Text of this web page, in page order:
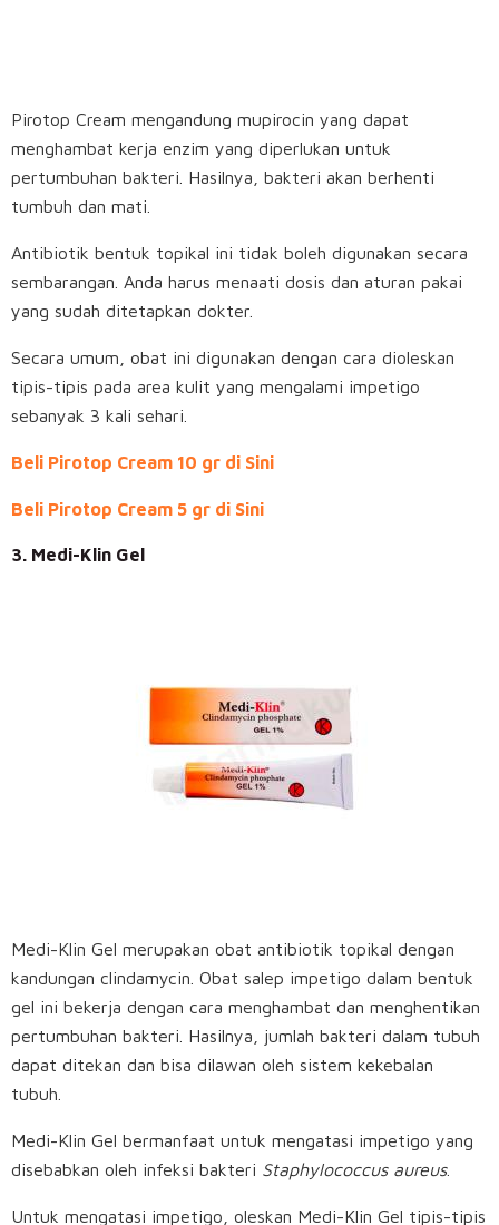
Pirotop Cream mengandung mupirocin yang dapat
menghambat kerja enzim yang diperlukan untuk
pertumbuhan bakteri. Hasilnya, bakteri akan berhenti
tumbuh dan mati.
Antibiotik bentuk topikal ini tidak boleh digunakan secara
sembarangan. Anda harus menaati dosis dan aturan pakai
yang sudah ditetapkan dokter.
Secara umum, obat ini digunakan dengan cara dioleskan
tipis-tipis pada area kulit yang mengalami impetigo
sebanyak 3 kali sehari.
Beli Pirotop Cream 10 gr di Sini
Beli Pirotop Cream 5 gr di Sini
3. Medi-Klin Gel
Medi-Klin Gel merupakan obat antibiotik topikal dengan
kandungan clindamycin. Obat salep impetigo dalam bentuk
gel ini bekerja dengan cara menghambat dan menghentikan
pertumbuhan bakteri. Hasilnya, jumlah bakteri dalam tubuh
dapat ditekan dan bisa dilawan oleh sistem kekebalan
tubuh.
Medi-Klin Gel bermanfaat untuk mengatasi impetigo yang
disebabkan oleh infeksi bakteri Staphylococcus aureus.
Untuk mengatasi impetigo, oleskan Medi-Klin Gel tipis-tipis